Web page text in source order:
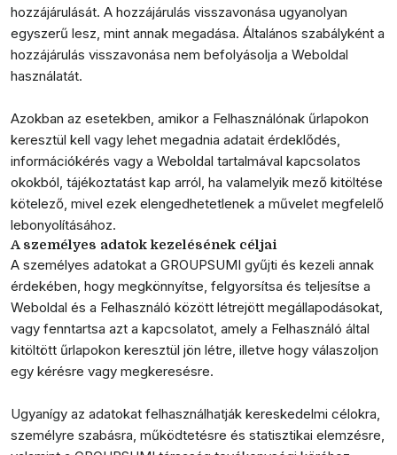
hozzájárulását. A hozzájárulás visszavonása ugyanolyan
egyszerű lesz, mint annak megadása. Általános szabályként a
hozzájárulás visszavonása nem befolyásolja a Weboldal
használatát.
Azokban az esetekben, amikor a Felhasználónak űrlapokon
keresztül kell vagy lehet megadnia adatait érdeklődés,
információkérés vagy a Weboldal tartalmával kapcsolatos
okokból, tájékoztatást kap arról, ha valamelyik mező kitöltése
kötelező, mivel ezek elengedhetetlenek a művelet megfelelő
lebonyolításához.
A személyes adatok kezelésének céljai
A személyes adatokat a GROUPSUMI gyűjti és kezeli annak
érdekében, hogy megkönnyítse, felgyorsítsa és teljesítse a
Weboldal és a Felhasználó között létrejött megállapodásokat,
vagy fenntartsa azt a kapcsolatot, amely a Felhasználó által
kitöltött űrlapokon keresztül jön létre, illetve hogy válaszoljon
egy kérésre vagy megkeresésre.
Ugyanígy az adatokat felhasználhatják kereskedelmi célokra,
személyre szabásra, működtetésre és statisztikai elemzésre,